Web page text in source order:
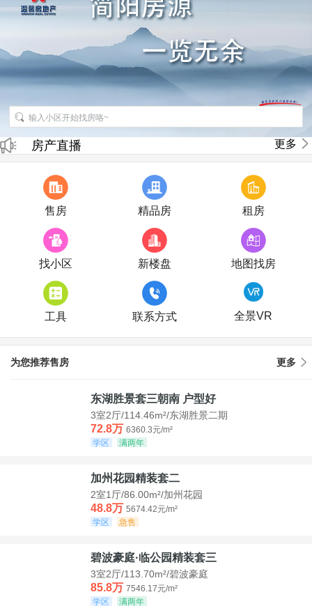
招聘房产销售经纪人
房产直播 更多
售房 精品房 租房
找小区 新楼盘 地图找房
工具 联系方式 全景VR
为您推荐售房 更多
东湖胜景套三朝南 户型好
3室2厅/114.46m²/东湖胜景二期
72.8万 6360.3元/m²
学区
满两年
加州花园精装套二
2室1厅/86.00m²/加州花园
48.8万 5674.42元/m²
学区
急售
碧波豪庭·临公园精装套三
3室2厅/113.70m²/碧波豪庭
85.8万 7546.17元/m²
学区
满两年